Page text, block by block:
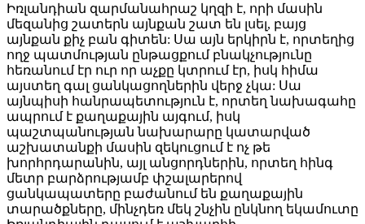
Իռլանդիան զարմանահրաշ կղզի է, որի մասին
մեզանից շատերն այնքան շատ են լսել, բայց
այնքան քիչ բան գիտեն: Սա այն երկիրն է, որտեղից
ողջ պատմության ընթացքում բնակչությունը
հեռանում էր ուր որ աչքը կտրում էր, իսկ հիմա
այստեղ գալ ցանկացողներին վերջ չկա: Սա
այնպիսի հանրապետություն է, որտեղ նախագահը
ապրում է քաղաքային այգում, իսկ
պաշտպանության նախարարը կատարված
աշխատանքի մասին զեկուցում է ոչ թե
խորհրդարանին, այլ անցորդներին, որտեղ հինգ
մետր բարձրությամբ փշալարերով
ցանկապատերը բաժանում են քաղաքային
տարածքները, մինչդեռ մեկ շնչին ընկնող եկամուտը